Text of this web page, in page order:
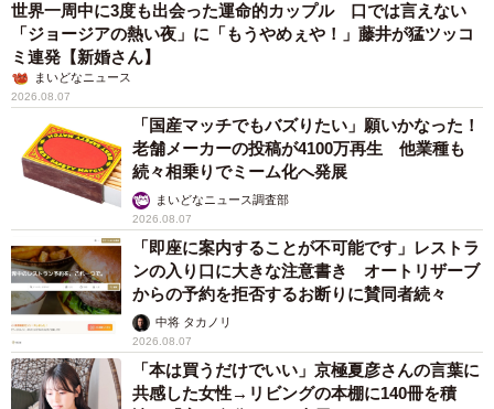
世界一周中に3度も出会った運命的カップル 口では言えない
「ジョージアの熱い夜」に「もうやめぇや！」藤井が猛ツッコ
ミ連発【新婚さん】
まいどなニュース
2026.08.07
「国産マッチでもバズりたい」願いかなった！
老舗メーカーの投稿が4100万再生 他業種も
続々相乗りでミーム化へ発展
まいどなニュース調査部
2026.08.07
「即座に案内することが不可能です」レストラ
ンの入り口に大きな注意書き オートリザーブ
からの予約を拒否するお断りに賛同者続々
中将 タカノリ
2026.08.07
「本は買うだけでいい」京極夏彦さんの言葉に
共感した女性→リビングの本棚に140冊を積